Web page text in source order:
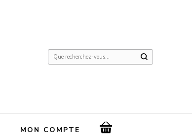
Vous
MON COMPTE